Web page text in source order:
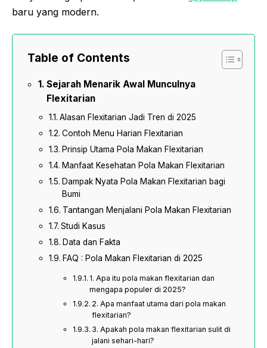
baru yang modern.
Table of Contents
Sejarah Menarik Awal Munculnya
Flexitarian
Alasan Flexitarian Jadi Tren di 2025
Contoh Menu Harian Flexitarian
Prinsip Utama Pola Makan Flexitarian
Manfaat Kesehatan Pola Makan Flexitarian
Dampak Nyata Pola Makan Flexitarian bagi
Bumi
Tantangan Menjalani Pola Makan Flexitarian
Studi Kasus
Data dan Fakta
FAQ : Pola Makan Flexitarian di 2025
1. Apa itu pola makan flexitarian dan
mengapa populer di 2025?
2. Apa manfaat utama dari pola makan
flexitarian?
3. Apakah pola makan flexitarian sulit di
jalani sehari-hari?